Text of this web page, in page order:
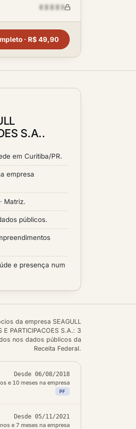
· R$ 49,90
S.A..
em Curitiba/PR.
empresa
Matriz.
públicos.
e presença num
da empresa SEAGULL
E PARTICIPACOES S.A.: 3
nos dados públicos da
Receita Federal.
Desde 06/08/2018
e 10 meses na empresa
PF
Desde 05/11/2021
e 7 meses na empresa